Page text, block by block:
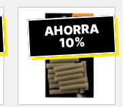
precio
actual
AHORRA
10%
El
precio
original
era:
€4,50.
El
es: